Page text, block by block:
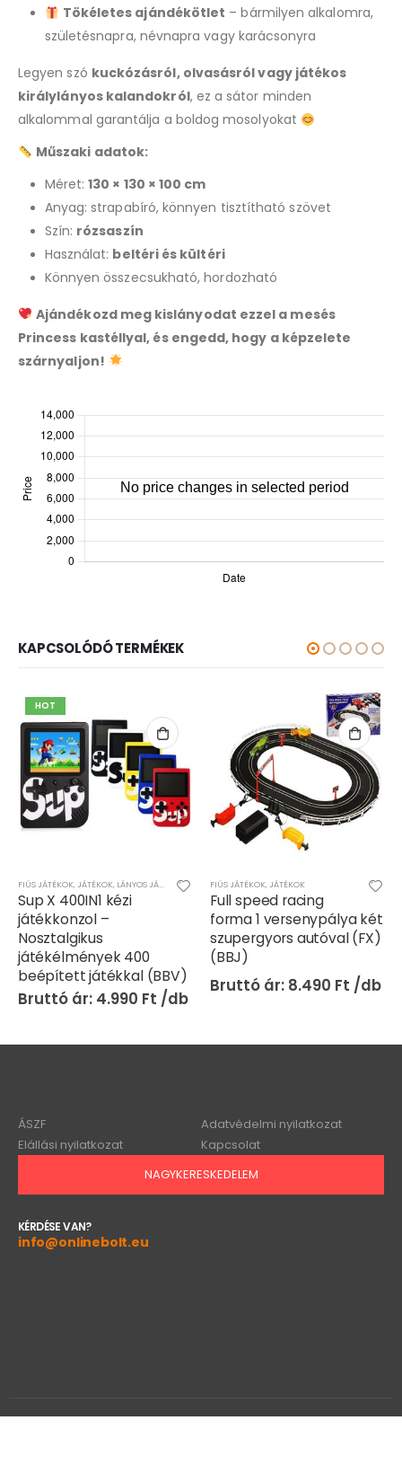
Tökéletes ajándékötlet – bármilyen alkalomra,
születésnapra, névnapra vagy karácsonyra
Legyen szó kuckózásról, olvasásról vagy játékos
királylányos kalandokról, ez a sátor minden
alkalommal garantálja a boldog mosolyokat
Műszaki adatok:
Méret:130 × 130 × 100 cm
Anyag: strapabíró, könnyen tisztítható szövet
Szín: rózsaszín
Használat: beltéri és kültéri
Könnyen összecsukható, hordozható
Ajándékozd meg kislányodat ezzel a mesés
Princess kastéllyal, és engedd, hogy a képzelete
szárnyaljon!
KAPCSOLÓDÓ TERMÉKEK
HOT
FIÚS JÁTÉKOK,JÁTÉKOK, LÁNYOS JÁTÉKOK ,TV-JÁTÉK - ONLINE JÁTÉK
Sup X 400IN1 kézi
játékkonzol –
Nosztalgikus
játékélmények 400
beépített játékkal (BBV)
4.990 Ft
FIÚS JÁTÉKOK,JÁTÉKOK
Full speed racing
forma 1 versenypálya két
szupergyors autóval (FX)
(BBJ)
8.490 Ft
ÁSZF
Adatvédelmi nyilatkozat
Elállási nyilatkozat
Kapcsolat
NAGYKERESKEDELEM
KÉRDÉSE VAN?
info@onlinebolt.eu